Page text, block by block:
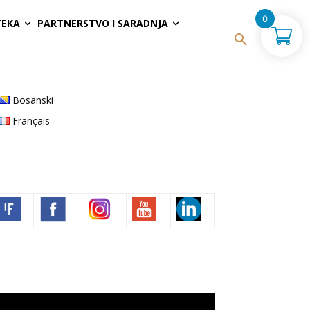
PARTNERSTVO I SARADNJA
Bosanski
Français
0